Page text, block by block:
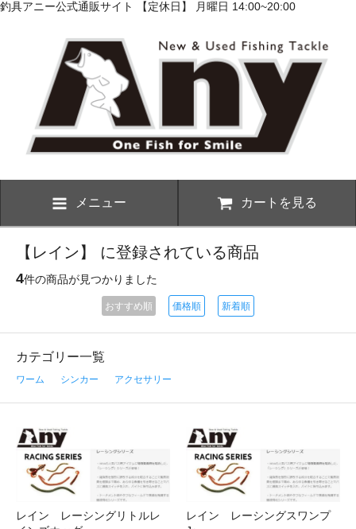
釣具アニー公式通販サイト 【定休日】 月曜日 14:00~20:00
メニュー カートを見る
【レイン】 に登録されている商品
4件の商品が見つかりました
おすすめ順 価格順 新着順
カテゴリー一覧
ワーム シンカー アクセサリー
レイン レーシングリトルレ
レイン レーシングスワンプ